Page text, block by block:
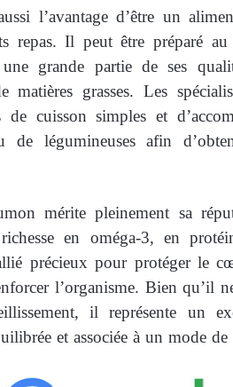
l’avantage d’être un
repas. Il peut être préparé
grande partie de ses
grasses. Les
cuisson simples et
de légumineuses afin
mérite pleinement sa
en oméga-3, en
précieux pour protéger le
l’organisme. Bien qu’il
il représente un
et associée à un mode